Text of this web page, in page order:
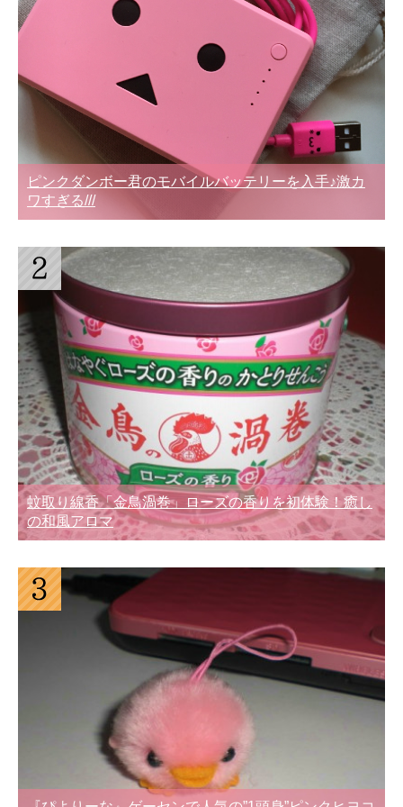
ピンクダンボー君のモバイルバッテリーを入手♪激カ
ワすぎる///
蚊取り線香「金鳥渦巻」ローズの香りを初体験！癒し
の和風アロマ